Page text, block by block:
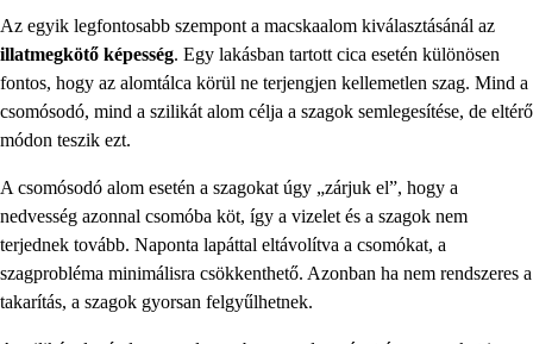
Az egyik legfontosabb szempont a macskaalom kiválasztásánál az
illatmegkötő képesség. Egy lakásban tartott cica esetén különösen
fontos, hogy az alomtálca körül ne terjengjen kellemetlen szag. Mind a
csomósodó, mind a szilikát alom célja a szagok semlegesítése, de eltérő
módon teszik ezt.
A csomósodó alom esetén a szagokat úgy „zárjuk el”, hogy a
nedvesség azonnal csomóba köt, így a vizelet és a szagok nem
terjednek tovább. Naponta lapáttal eltávolítva a csomókat, a
szagprobléma minimálisra csökkenthető. Azonban ha nem rendszeres a
takarítás, a szagok gyorsan felgyűlhetnek.